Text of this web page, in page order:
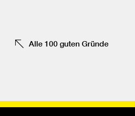
Alle 100 guten Gründe